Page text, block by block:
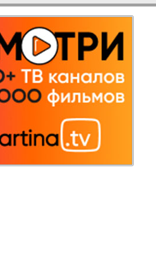
и тут
Ost-West
Panorama
Подруга
Nord-Ost-
Районка-